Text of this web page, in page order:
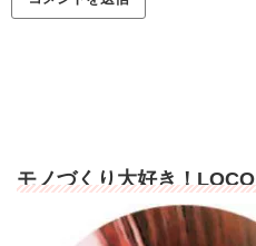
モノづくり大好き！LOCO